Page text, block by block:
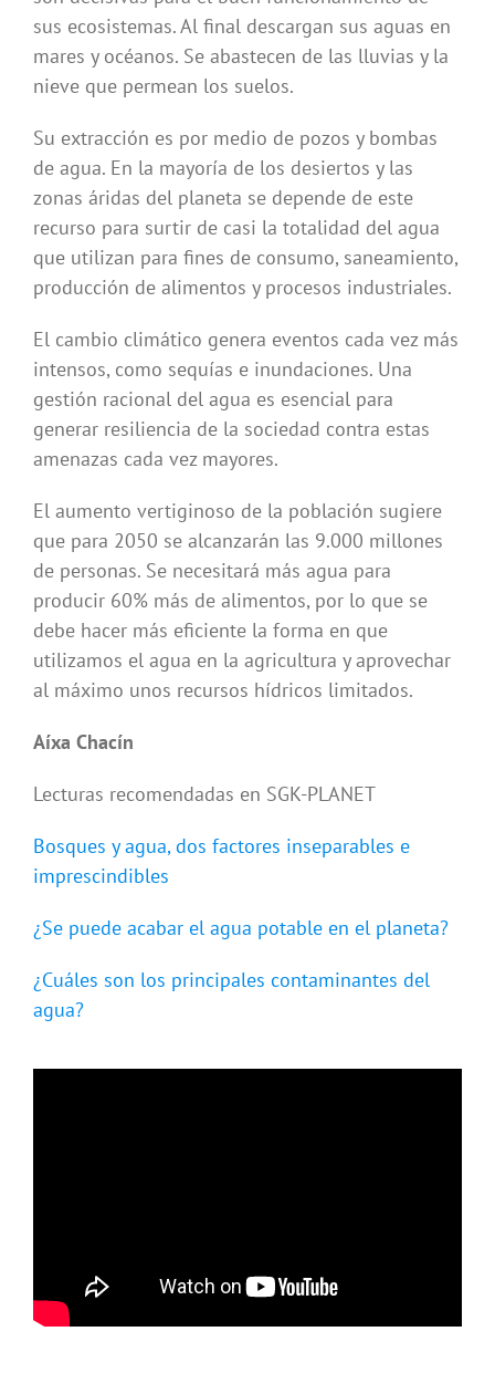
sus ecosistemas. Al final descargan sus aguas en
mares y océanos. Se abastecen de las lluvias y la
nieve que permean los suelos.
Su extracción es por medio de pozos y bombas
de agua. En la mayoría de los desiertos y las
zonas áridas del planeta se depende de este
recurso para surtir de casi la totalidad del agua
que utilizan para fines de consumo, saneamiento,
producción de alimentos y procesos industriales.
El cambio climático genera eventos cada vez más
intensos, como sequías e inundaciones. Una
gestión racional del agua es esencial para
generar resiliencia de la sociedad contra estas
amenazas cada vez mayores.
El aumento vertiginoso de la población sugiere
que para 2050 se alcanzarán las 9.000 millones
de personas. Se necesitará más agua para
producir 60% más de alimentos, por lo que se
debe hacer más eficiente la forma en que
utilizamos el agua en la agricultura y aprovechar
al máximo unos recursos hídricos limitados.
Aíxa Chacín
Lecturas recomendadas en SGK-PLANET
Bosques y agua, dos factores inseparables e
imprescindibles
¿Se puede acabar el agua potable en el planeta?
¿Cuáles son los principales contaminantes del
agua?